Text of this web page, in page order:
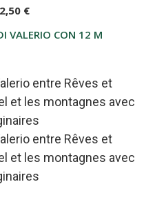
VALERIO CON 12 MATITE – I
€